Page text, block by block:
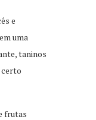
e
uma
taninos
certo
frutas